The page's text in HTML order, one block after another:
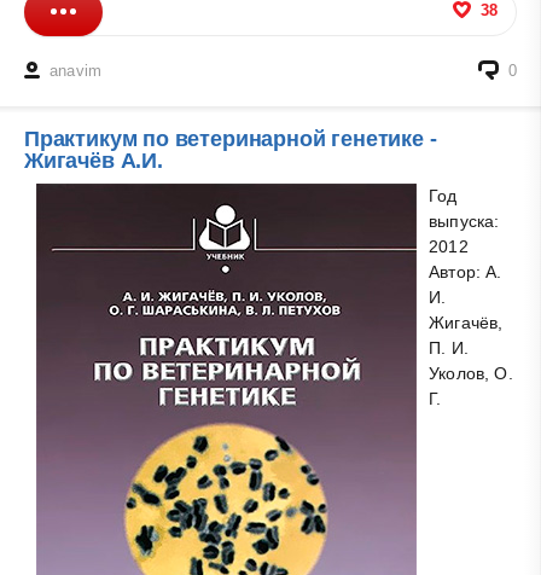
38
anavim 0
Практикум по ветеринарной генетике -
Жигачёв А.И.
Год
выпуска:
2012
Автор: А.
И.
Жигачёв,
П. И.
Уколов, О.
Г.